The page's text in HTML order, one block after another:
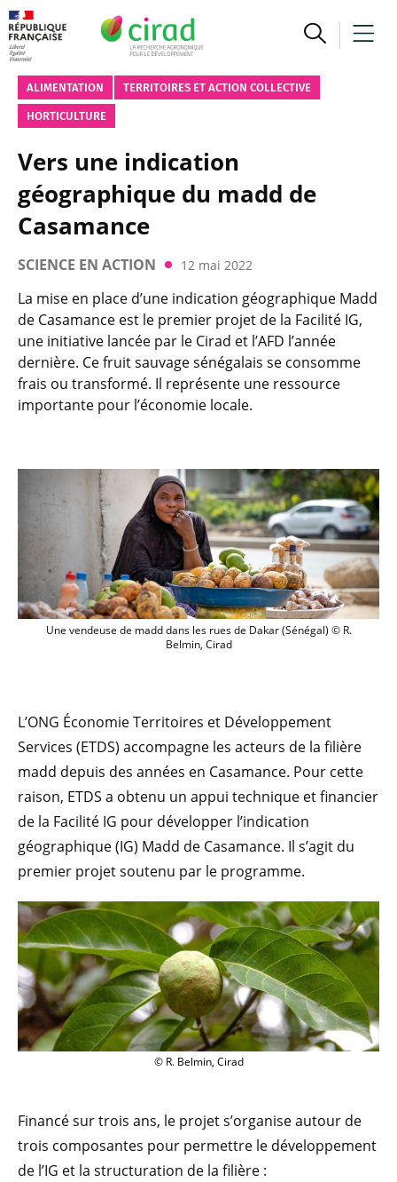
ALIMENTATION TERRITOIRES ET ACTION COLLECTIVE
HORTICULTURE
Vers une indication
géographique du madd de
Casamance
SCIENCE EN ACTION 12 mai 2022
La mise en place d’une indication géographique Madd
de Casamance est le premier projet de la Facilité IG,
une initiative lancée par le Cirad et l’AFD l’année
dernière. Ce fruit sauvage sénégalais se consomme
frais ou transformé. Il représente une ressource
importante pour l’économie locale.
Une vendeuse de madd dans les rues
Une vendeuse de madd dans les rues de Dakar (Sénégal) © R.
Belmin, Cirad
L’ONG Économie Territoires et Développement
Services (ETDS) accompagne les acteurs de la filière
madd depuis des années en Casamance. Pour cette
raison, ETDS a obtenu un appui technique et financier
de la Facilité IG pour développer l’indication
géographique (IG) Madd de Casamance. Il s’agit du
premier projet soutenu par le programme.
© R. Belmin, Cirad
Financé sur trois ans, le projet s’organise autour de
trois composantes pour permettre le développement
de l’IG et la structuration de la filière :